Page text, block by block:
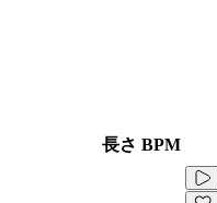
長さ BPM